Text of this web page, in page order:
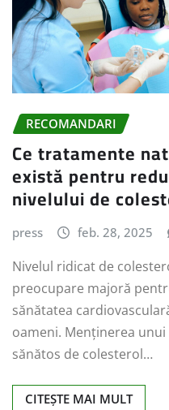
RECOMANDARI
Ce tratamente
există pentru
nivelului de
press feb. 28, 2025
Nivelul ridicat de
preocupare majoră
sănătatea
oameni. Menținerea unui
sănătos de colesterol…
CITEȘTE MAI MULT